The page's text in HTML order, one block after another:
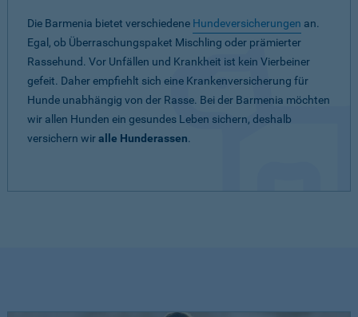
Die Barmenia bietet verschiedene Hundeversicherungen an.
Egal, ob Überraschungspaket Mischling oder prämierter
Rassehund. Vor Unfällen und Krankheit ist kein Vierbeiner
gefeit. Daher empfiehlt sich eine Krankenversicherung für
Hunde unabhängig von der Rasse. Bei der Barmenia möchten
wir allen Hunden ein gesundes Leben sichern, deshalb
versichern wiralle Hunderassen.